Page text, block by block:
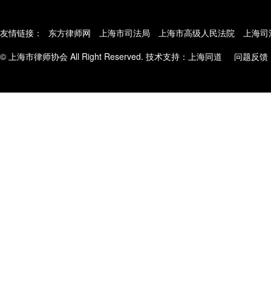
友情链接： 东方律师网 上海市司法局 上海市高级人民法院
上海
© 上海市律师协会 All Right Reserved. 技术支持： 上海同道 问题反馈